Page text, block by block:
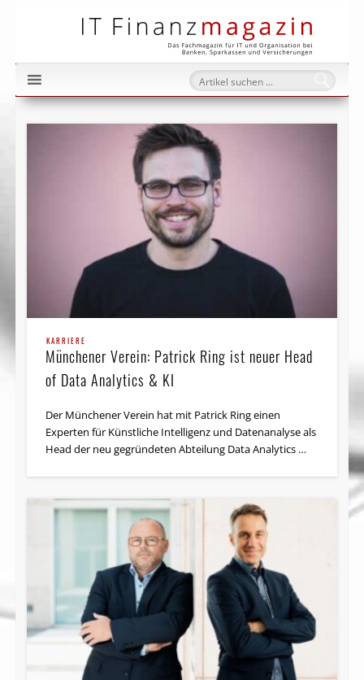
KARRIERE
Münchener Verein: Patrick Ring ist neuer Head
of Data Analytics & KI
Der Münchener Verein hat mit Patrick Ring einen
Experten für Künstliche Intelligenz und Datenanalyse als
Head der neu gegründeten Abteilung Data Analytics …